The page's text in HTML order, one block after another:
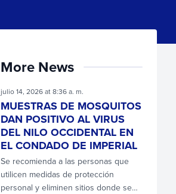
More News
julio 14, 2026 at 8:36 a. m.
MUESTRAS DE MOSQUITOS
DAN POSITIVO AL VIRUS
DEL NILO OCCIDENTAL EN
EL CONDADO DE IMPERIAL
Se recomienda a las personas que
utilicen medidas de protección
personal y eliminen sitios donde se